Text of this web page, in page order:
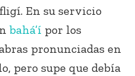
En su servicio
bahá’í por los
pronunciadas en
pero supe que debía